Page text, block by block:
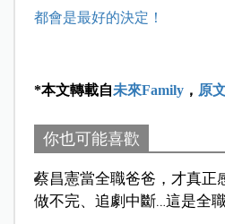
都會是最好的決定！
*本文轉載自未來Family， 原
你也可能喜歡
蔡昌憲當全職爸爸，才真正
做不完、追劇中斷…這是全